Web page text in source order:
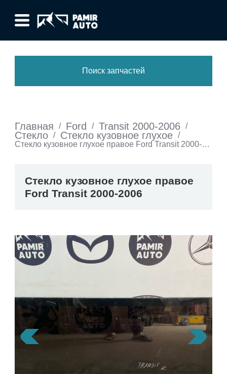
Поиск запчастей
Главная / Ford / Transit 2000-2006 /
Стекло / Стекло кузовное глухое /
Стекло кузовное глухое правое Ford Transit 2000-
Стекло кузовное глухое правое
Ford Transit 2000-2006